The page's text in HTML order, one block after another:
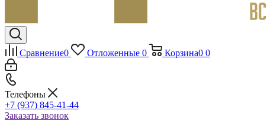
Сравнение0 Отложенные 0 Корзина0 0
Телефоны
+7 (937) 845-41-44
Заказать звонок